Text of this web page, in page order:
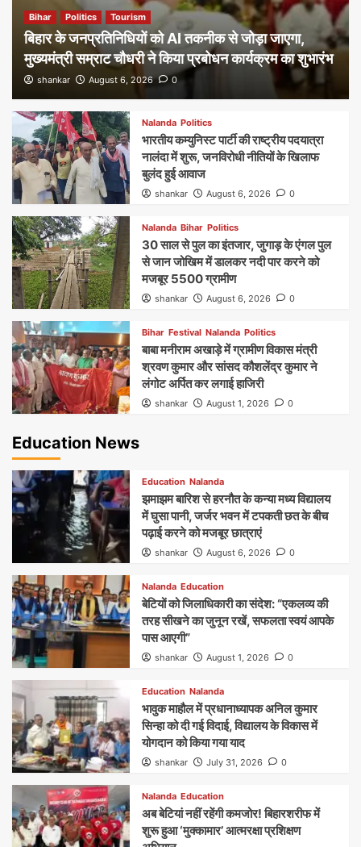
Bihar Politics Tourism
बिहार के जनप्रतिनिधियों को AI तकनीक से जोड़ा जाएगा,
मुख्यमंत्री सम्राट चौधरी ने किया प्रबोधन कार्यक्रम का शुभारंभ
shankar August 6, 2026 0
Nalanda Politics
भारतीय कम्युनिस्ट पार्टी की राष्ट्रीय पदयात्रा
नालंदा में शुरू, जनविरोधी नीतियों के खिलाफ
बुलंद हुई आवाज
shankar August 6, 2026 0
Nalanda Bihar Politics
30 साल से पुल का इंतजार, जुगाड़ के एंगल पुल
से जान जोखिम में डालकर नदी पार करने को
मजबूर 5500 ग्रामीण
shankar August 6, 2026 0
Bihar Festival Nalanda Politics
बाबा मनीराम अखाड़े में ग्रामीण विकास मंत्री
श्रवण कुमार और सांसद कौशलेंद्र कुमार ने
लंगोट अर्पित कर लगाई हाजिरी
shankar August 1, 2026 0
Education News
Education Nalanda
झमाझम बारिश से हरनौत के कन्या मध्य विद्यालय
में घुसा पानी, जर्जर भवन में टपकती छत के बीच
पढ़ाई करने को मजबूर छात्राएं
shankar August 6, 2026 0
Nalanda Education
बेटियों को जिलाधिकारी का संदेश: “एकलव्य की
तरह सीखने का जुनून रखें, सफलता स्वयं आपके
पास आएगी”
shankar August 1, 2026 0
Education Nalanda
भावुक माहौल में प्रधानाध्यापक अनिल कुमार
सिन्हा को दी गई विदाई, विद्यालय के विकास में
योगदान को किया गया याद
shankar July 31, 2026 0
Nalanda Education
अब बेटियां नहीं रहेंगी कमजोर! बिहारशरीफ में
शुरू हुआ ‘मुक्कामार’ आत्मरक्षा प्रशिक्षण